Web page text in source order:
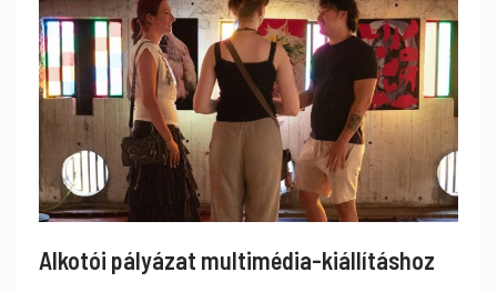
Alkotói pályázat multimédia-kiállításhoz